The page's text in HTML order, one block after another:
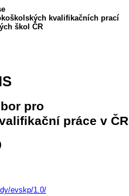
kvalifikačních prací
škol ČR
pro
práce v ČR
evskp/1.0/